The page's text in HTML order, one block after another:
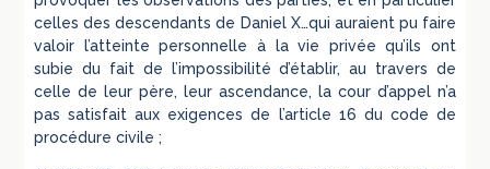
celles des descendants de Daniel X…qui auraient pu faire
valoir l’atteinte personnelle à la vie privée qu’ils ont
subie du fait de l’impossibilité d’établir, au travers de
celle de leur père, leur ascendance, la cour d’appel n’a
pas satisfait aux exigences de l’article 16 du code de
procédure civile ;